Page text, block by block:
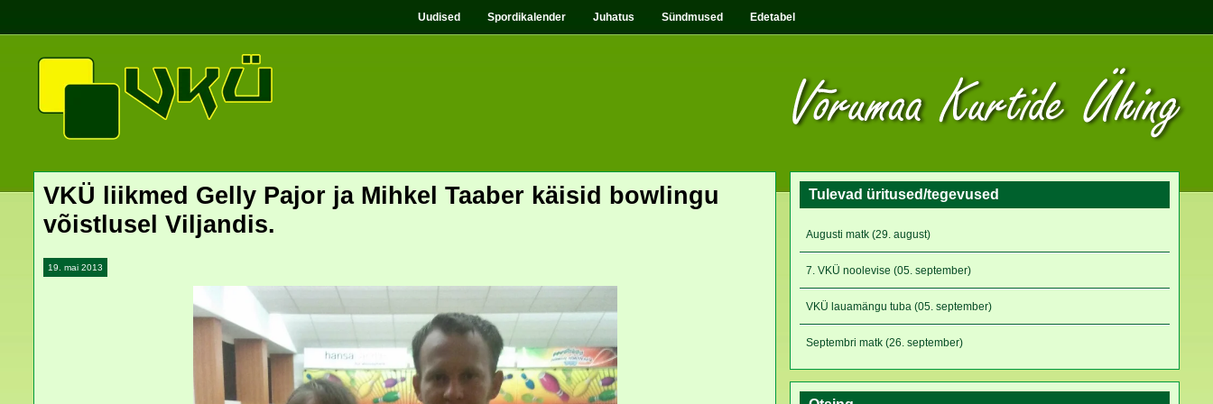
Uudised Spordikalender Juhatus Sündmused Edetabel
VKÜ liikmed Gelly Pajor ja Mihkel Taaber käisid bowlingu
võistlusel Viljandis.
19. mai 2013
Tulevad üritused/tegevused
Augusti matk (29. august)
7. VKÜ noolevise (05. september)
VKÜ lauamängu tuba (05. september)
Septembri matk (26. september)